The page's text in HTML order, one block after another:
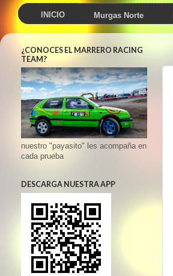
INICIO Murgas Norte
¿CONOCES EL MARRERO RACING
TEAM?
nuestro "payasito" les acompaña en
cada prueba
DESCARGA NUESTRA APP